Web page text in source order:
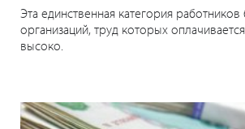
Эта единственная категория
организаций, труд которых
высоко.